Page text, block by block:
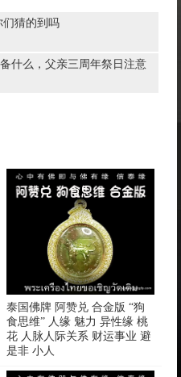
们猜的到吗
什么，父亲三周年祭日注意
泰国佛牌 阿赞兑 合金版 “狗
食思维” 人缘 魅力 异性缘 桃
花 人脉人际关系 财运事业 避
是非 小人